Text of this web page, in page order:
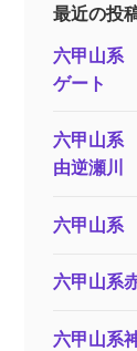
最近の投
六甲山系
ゲート
六甲山系
由逆瀬川
六甲山系
六甲山系
六甲山系